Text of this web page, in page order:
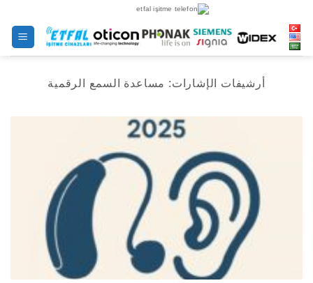
الى
المحتوى
أرشيفات الإشارات: مساعدة السمع الرقمية